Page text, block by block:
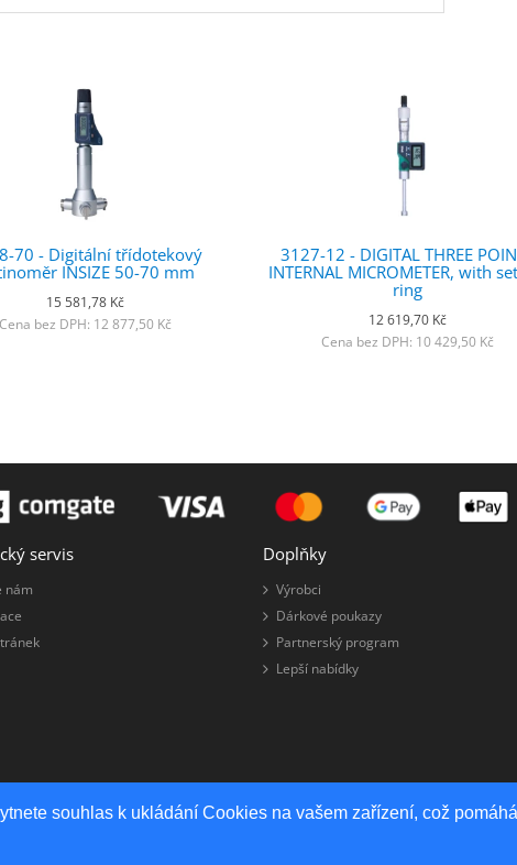
souhlas k ukládání Cookies na vašem zařízení, což
70 - Digitální třídotekový
INSIZE 50-70 mm
15 581,78 Kč
Cena bez DPH: 12 877,50 Kč
3127-12 - DIGITAL THREE
INTERNAL MICROMETER, with
ring
12 619,70 Kč
Cena bez DPH: 10 429,50 Kč
servis
nám
Doplňky
Výrobci
Dárkové poukazy
Partnerský program
Lepší nabídky